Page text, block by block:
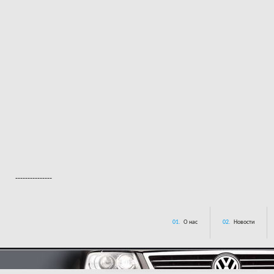
---------------
01. О нас 02. Новости